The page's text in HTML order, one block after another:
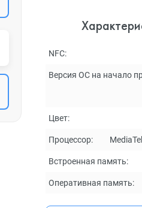
NFC:
Версия ОС на начало
Цвет:
Процессор:
Встроенная память:
Оперативная память: